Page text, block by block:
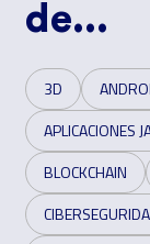
de...
3D
APLICACIONES
BLOCKCHAIN